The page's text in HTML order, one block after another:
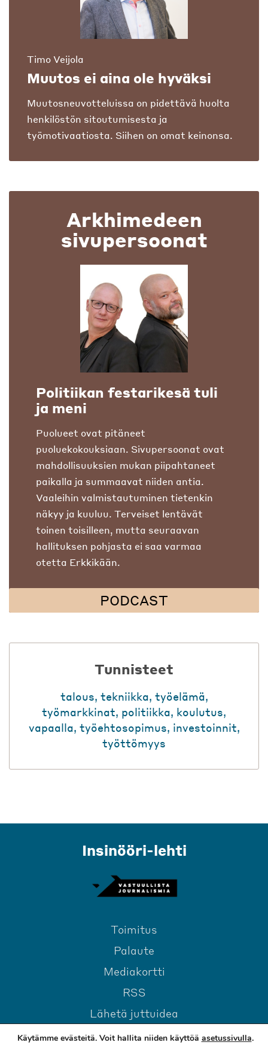
Timo Veijola
Muutos ei aina ole hyväksi
Muutosneuvotteluissa on pidettävä huolta
henkilöstön sitoutumisesta ja
työmotivaatiosta. Siihen on omat keinonsa.
Arkhimedeen
sivupersoonat
Politiikan festarikesä tuli
ja meni
Puolueet ovat pitäneet
puoluekokouksiaan. Sivupersoonat ovat
mahdollisuuksien mukan piipahtaneet
paikalla ja summaavat niiden antia.
Vaaleihin valmistautuminen tietenkin
näkyy ja kuuluu. Terveiset lentävät
toinen toisilleen, mutta seuraavan
hallituksen pohjasta ei saa varmaa
otetta Erkkikään.
PODCAST
Tunnisteet
talous, tekniikka, työelämä,
työmarkkinat, politiikka, koulutus,
vapaalla, työehtosopimus, investoinnit,
työttömyys
Insinööri-lehti
Toimitus
Palaute
Mediakortti
RSS
Lähetä juttuidea
Käytämme evästeitä. Voit hallita niiden käyttöä asetussivulla.